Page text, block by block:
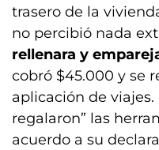
trasero de la
no percibió nada
rellenara y
cobró $45.000 y se
aplicación de
regalaron” las
acuerdo a su